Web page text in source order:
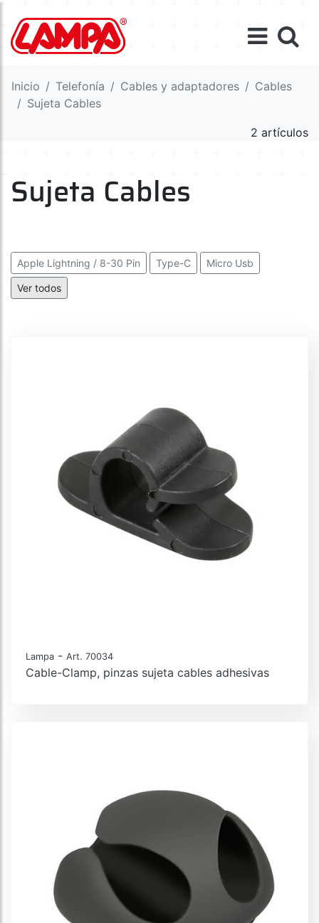
Inicio Telefonía Cables y adaptadores
Cables
Sujeta Cables
2 artículos
Sujeta Cables
Apple Lightning / 8-30 Pin Type-C Micro Usb
Conector múltiple
Ver todos
Lampa - Art. 70034
Cable-Clamp, pinzas sujeta cables adhesivas